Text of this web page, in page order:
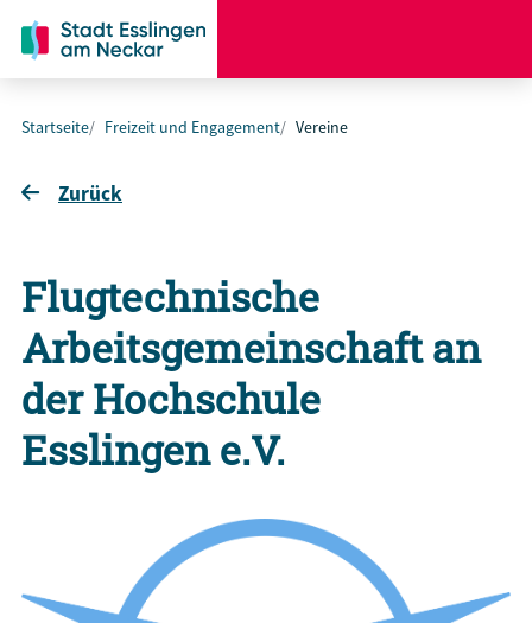
Startseite Freizeit und Engagement Vereine
Zurück
Flugtechnische
Arbeitsgemeinschaft an
der Hochschule
Esslingen e.V.